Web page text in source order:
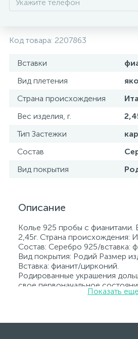
Код товара: 2207863
Вставки
Вид плетения
Страна происхождения
Вес изделия, г.
Тип Застежки
Состав
Вид покрытия
Описание
Колье 925 пробы с фианитами.
2,45г. Страна происхождения:
Состав: Серебро 925/вставка:
Вид покрытия: Родий Размер
Вставка: фианит/цирконий.
Родированные украшения
свое первоначальное
блеск металла. Все ювелирные
государственной пробирной
Показать еще